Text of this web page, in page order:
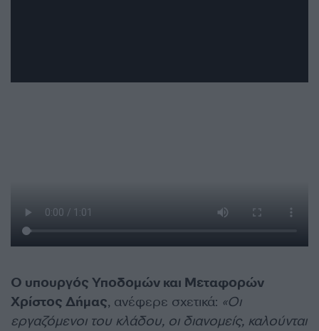
Ο υπουργός Υποδομών και Μεταφορών
Χρίστος Δήμας, ανέφερε σχετικά: «Οι
εργαζόμενοι του κλάδου, οι διανομείς, καλούνται